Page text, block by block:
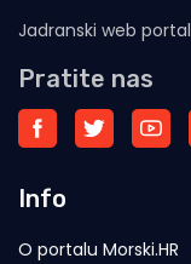
Jadranski web portal
Pratite nas
Info
O portalu Morski.HR